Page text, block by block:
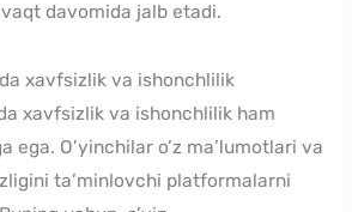
davomida jalb etadi.
xavfsizlik va ishonchlilik
xavfsizlik va ishonchlilik ham
ega. O’yinchilar o’z ma’lumotlari va
ta’minlovchi platformalarni